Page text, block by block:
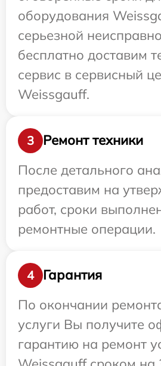
оборудования
серьезной
бесплатно доставим
сервис в сервисный
Weissgauff.
3
Ремонт техники
После детального
предоставим на
работ, сроки
ремонтные операции.
4
Гарантия
По окончании
услуги Вы получите
гарантию на ремонт